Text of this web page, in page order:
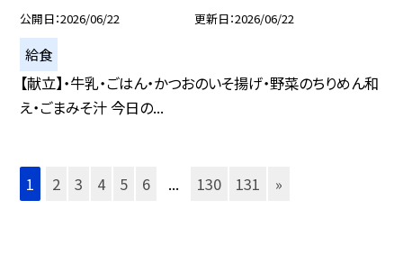
公開日 2026/06/22 更新日 2026/06/22
給食
【献立】・牛乳・ごはん・かつおのいそ揚げ・野菜のちりめん和
え・ごまみそ汁 今日の...
1 2 3 4 5 6 ... 130 131 »